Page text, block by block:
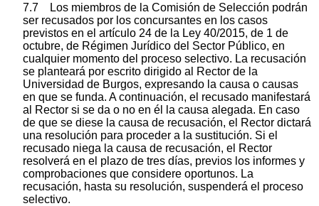
7.7 Los miembros de la Comisión de Selección podrán
ser recusados por los concursantes en los casos
previstos en el artículo 24 de la Ley 40/2015, de 1 de
octubre, de Régimen Jurídico del Sector Público, en
cualquier momento del proceso selectivo. La recusación
se planteará por escrito dirigido al Rector de la
Universidad de Burgos, expresando la causa o causas
en que se funda. A continuación, el recusado manifestará
al Rector si se da o no en él la causa alegada. En caso
de que se diese la causa de recusación, el Rector dictará
una resolución para proceder a la sustitución. Si el
recusado niega la causa de recusación, el Rector
resolverá en el plazo de tres días, previos los informes y
comprobaciones que considere oportunos. La
recusación, hasta su resolución, suspenderá el proceso
selectivo.